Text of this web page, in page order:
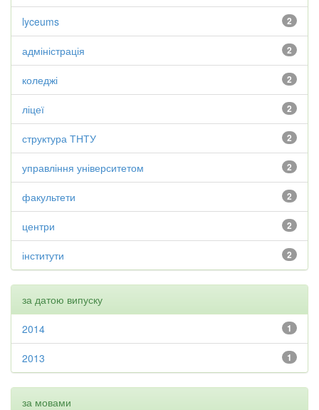
2
lyceums
2
адміністрація
2
коледжі
2
ліцеї
2
структура ТНТУ
2
управління університетом
2
факультети
2
центри
2
інститути
за датою випуску
1
2014
1
2013
за мовами